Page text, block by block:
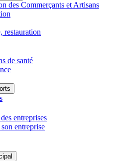
des Commerçants et Artisans
restauration
de santé
entreprises
entreprise